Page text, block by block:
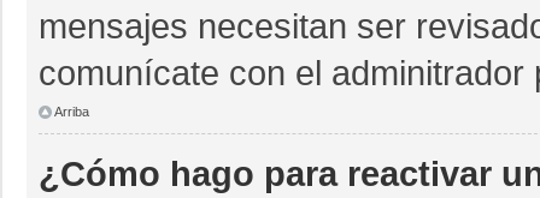
mensajes necesitan ser
comunícate con el
Arriba
¿Cómo hago para reactivar